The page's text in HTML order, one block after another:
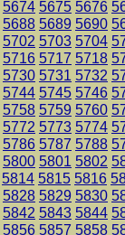
5674 5675 5676
5688 5689 5690
5702 5703 5704
5716 5717 5718
5730 5731 5732
5744 5745 5746
5758 5759 5760
5772 5773 5774
5786 5787 5788
5800 5801 5802
5814 5815 5816
5828 5829 5830
5842 5843 5844
5856 5857 5858